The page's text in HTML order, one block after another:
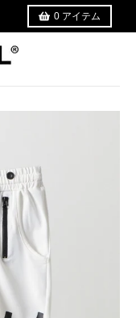
0 アイテム